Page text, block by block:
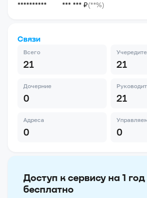
********** *** *** ₽(**%)
Связи
Всего
21 21
Дочерние
0 21
Адреса
0 0
Доступ к сервису на 1
бесплатно